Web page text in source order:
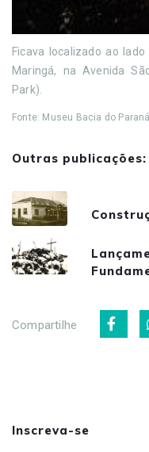
Ficava localizado ao
Maringá, na Avenida
Park).
Fonte: Museu Bacia do
Outras publicações:
Compartilhe
Inscreva-se